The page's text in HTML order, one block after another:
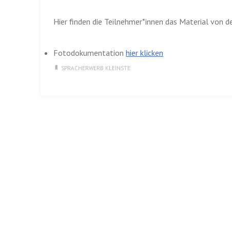
Hier finden die Teilnehmer*innen das Material von
Fotodokumentationhier klicken
SPRACHERWERB KLEINSTE